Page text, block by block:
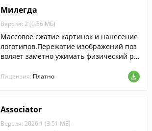
Милегда
Версия: 2 (0.86 МБ)
Массовое сжатие картинок и нанесение
логотипов.Пережатие изображений поз
воляет заметно ужимать физический ра
ия картинки в интернете.
Лицензия: Платно
Associator
Версия: 2026.1 (3.51 МБ)